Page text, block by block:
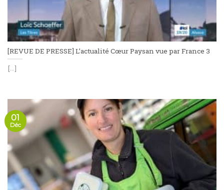
[REVUE DE PRESSE] L’actualité Cœur Paysan vue par France 3
[...]
01
Déc